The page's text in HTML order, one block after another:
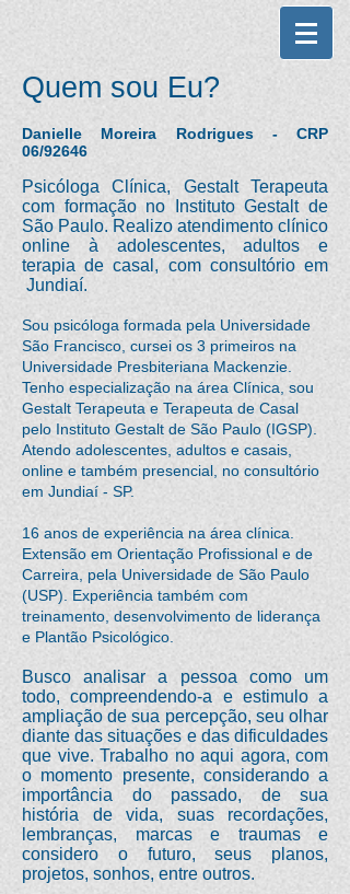
Quem sou Eu?
Danielle Moreira Rodrigues - CRP
06/92646
Psicóloga Clínica, Gestalt Terapeuta
com formação no Instituto Gestalt de
São Paulo. Realizo atendimento clínico
online à adolescentes, adultos e
terapia de casal, com consultório em
Jundiaí.
Sou psicóloga formada pela Universidade
São Francisco, cursei os 3 primeiros na
Universidade Presbiteriana Mackenzie.
Tenho especialização na área Clínica, sou
Gestalt Terapeuta e Terapeuta de Casal
pelo Instituto Gestalt de São Paulo (IGSP).
Atendo adolescentes, adultos e casais,
online e também presencial, no consultório
em Jundiaí - SP.
16 anos de experiência na área clínica.
Extensão em Orientação Profissional e de
Carreira, pela Universidade de São Paulo
(USP). Experiência também com
treinamento, desenvolvimento de liderança
e Plantão Psicológico.
Busco analisar a pessoa como um
todo, compreendendo-a e estimulo a
ampliação de sua percepção, seu olhar
diante das situações e das dificuldades
que vive. Trabalho no aqui agora, com
o momento presente, considerando a
importância do passado, de sua
história de vida, suas recordações,
lembranças, marcas e traumas e
considero o futuro, seus planos,
projetos, sonhos, entre outros.